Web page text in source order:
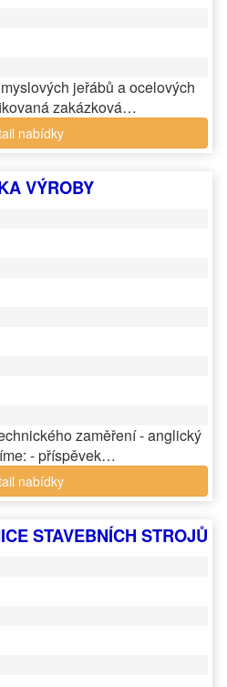
jeřábů a ocelových
zakázková…
nabídky
VÝROBY
zaměření - anglický
- příspěvek…
nabídky
STAVEBNÍCH STROJŮ